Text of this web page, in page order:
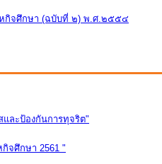
หกิจศึกษา (ฉบับที่ ๒) พ.ศ.๒๕๕๔
และป้องกันการทุจริต"
จศึกษา 2561 "